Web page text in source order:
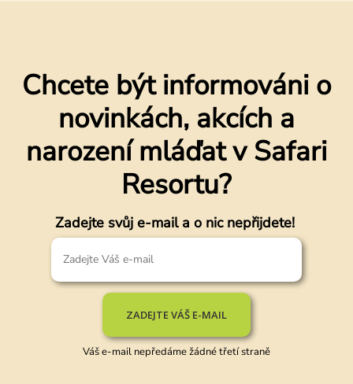
Chcete být informováni o
novinkách, akcích a
narození mláďat v Safari
Resortu?
Zadejte svůj e-mail a o nic nepřijdete!
ZADEJTE VÁŠ E-MAIL
Váš e-mail nepředáme žádné třetí straně